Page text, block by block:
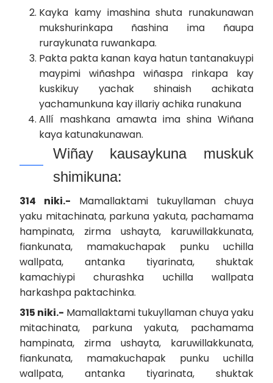
Kayka kamy imashina shuta runakunawan
mukshurinkapa ñashina ima ñaupa
ruraykunata ruwankapa.
Pakta pakta kanan kaya hatun tantanakuypi
maypimi wiñashpa wiñaspa rinkapa kay
kuskikuy yachak shinaish achikata
yachamunkuna kay illariy achika runakuna
Allí mashkana amawta ima shina Wiñana
kaya katunakunawan.
Wiñay kausaykuna muskuk
shimikuna:
314 niki.- Mamallaktami tukuyllaman chuya
yaku mitachinata, parkuna yakuta, pachamama
hampinata, zirma ushayta, karuwillakkunata,
fiankunata, mamakuchapak punku uchilla
wallpata, antanka tiyarinata, shuktak
kamachiypi churashka uchilla wallpata
harkashpa paktachinka.
315 niki.- Mamallaktami tukuyllaman chuya yaku
mitachinata, parkuna yakuta, pachamama
hampinata, zirma ushayta, karuwillakkunata,
fiankunata, mamakuchapak punku uchilla
wallpata, antanka tiyarinata, shuktak